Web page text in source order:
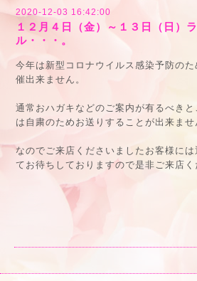
2020-12-03 16:42:00
１２月４日（金）～１３日（日）
ル・・・。
今年は新型コロナウイルス感染予防の
催出来ません。
通常おハガキなどのご案内が有るべき
は自粛のためお送りすることが出来ませ
なのでご来店くださいましたお客様に
てお待ちしておりますので是非ご来店く